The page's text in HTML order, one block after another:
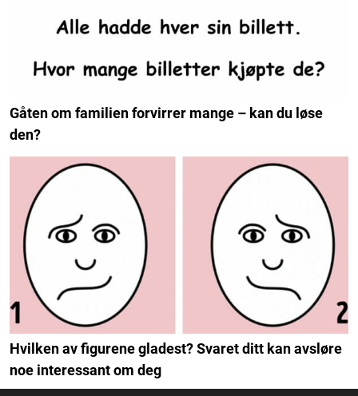
Gåten om familien forvirrer mange – kan du løse
den?
Hvilken av figurene gladest? Svaret ditt kan avsløre
noe interessant om deg